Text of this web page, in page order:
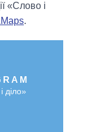
«Слово і
.
діло»